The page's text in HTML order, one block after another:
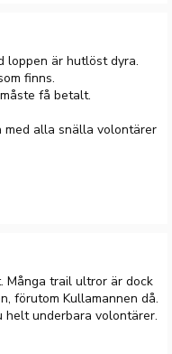
loppen är hutlöst dyra.
finns.
få betalt.
med alla snälla volontärer
Många trail ultror är dock
förutom Kullamannen då.
helt underbara volontärer.